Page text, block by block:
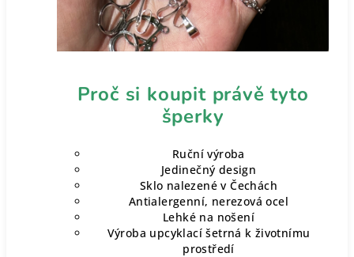
Proč si koupit právě tyto
šperky
Ruční výroba
Jedinečný design
Sklo nalezené v Čechách
Antialergenní, nerezová ocel
Lehké na nošení
Výroba upcyklací šetrná k životnímu
prostředí